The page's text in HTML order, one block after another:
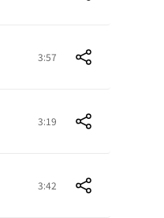
3:57
3:19
3:42